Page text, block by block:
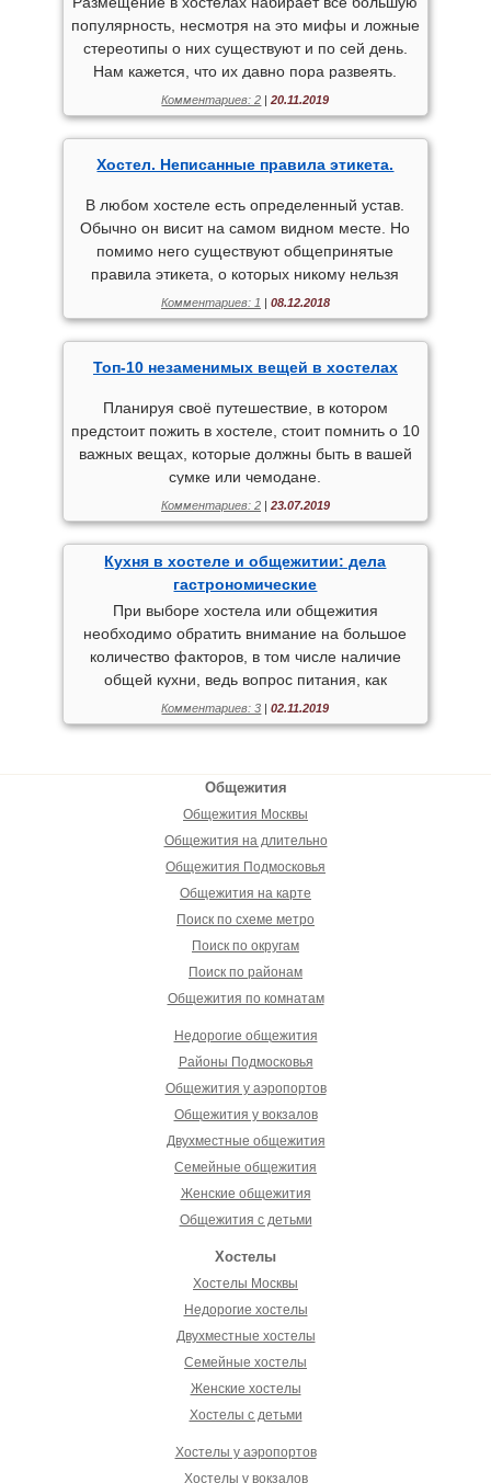
популярность, несмотря на это мифы и ложные
стереотипы о них существуют и по сей день.
Нам кажется, что их давно пора развеять.
Комментариев: 2 |20.11.2019
Хостел. Неписанные правила этикета.
В любом хостеле есть определенный устав.
Обычно он висит на самом видном месте. Но
помимо него существуют общепринятые
правила этикета, о которых никому нельзя
забывать. Нарушение этих негласных правил
может заметно подпортить совместное
проживание.
Комментариев: 1 | 08.12.2018
Топ-10 незаменимых вещей в хостелах
Планируя своё путешествие, в котором
предстоит пожить в хостеле, стоит помнить о 10
важных вещах, которые должны быть в вашей
сумке или чемодане.
Комментариев: 2| 23.07.2019
Кухня в хостеле и общежитии: дела
гастрономические
При выборе хостела или общежития
необходимо обратить внимание на большое
количество факторов, в том числе наличие
общей кухни, ведь вопрос питания, как
показывает практика, занимает далеко не
последнее место. Так вы не только сможете
альтернативные варианты. Расскажем
подробнее об особенностях питания в дальних
поездках.
Комментариев: 3 |02.11.2019
Общежития
Общежития Москвы
Общежития на длительно
Общежития Подмосковья
Общежития на карте
Поиск по схеме метро
Поиск по округам
Поиск по районам
Общежития по комнатам
Недорогие общежития
Районы Подмосковья
Общежития у аэропортов
Общежития у вокзалов
Двухместные общежития
Семейные общежития
Женские общежития
Общежития с детьми
Хостелы
Хостелы Москвы
Недорогие хостелы
Двухместные хостелы
Семейные хостелы
Женские хостелы
Хостелы с детьми
Хостелы у аэропортов
Хостелы у вокзалов